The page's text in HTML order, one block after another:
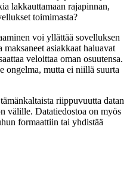
lakkauttamaan rajapinnan,
toimimasta?
voi yllättää sovelluksen
asiakkaat haluavat
veloittaa oman osuutensa.
ongelma, mutta ei niillä suurta
riippuvuutta datan
välille. Datatiedostoa on myös
formaattiin tai yhdistää